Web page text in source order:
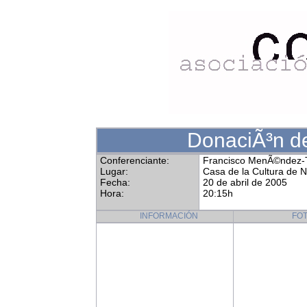
DonaciÃ³n
Conferenciante:
Lugar:
Fecha:
Hora:
Francisco
Casa de la Cultura de
20 de abril de 2005
20:15h
INFORMACIÓN